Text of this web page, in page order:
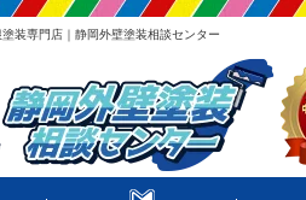
装専門店｜静岡外壁塗装相談センター